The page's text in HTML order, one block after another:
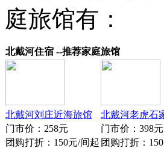
庭旅馆有：
北戴河住宿 --推荐家庭旅馆
北戴河刘庄近海旅馆 北戴河老虎石
门市价：258元
门市价：398元
团购打折：150元/间起 团购打折：